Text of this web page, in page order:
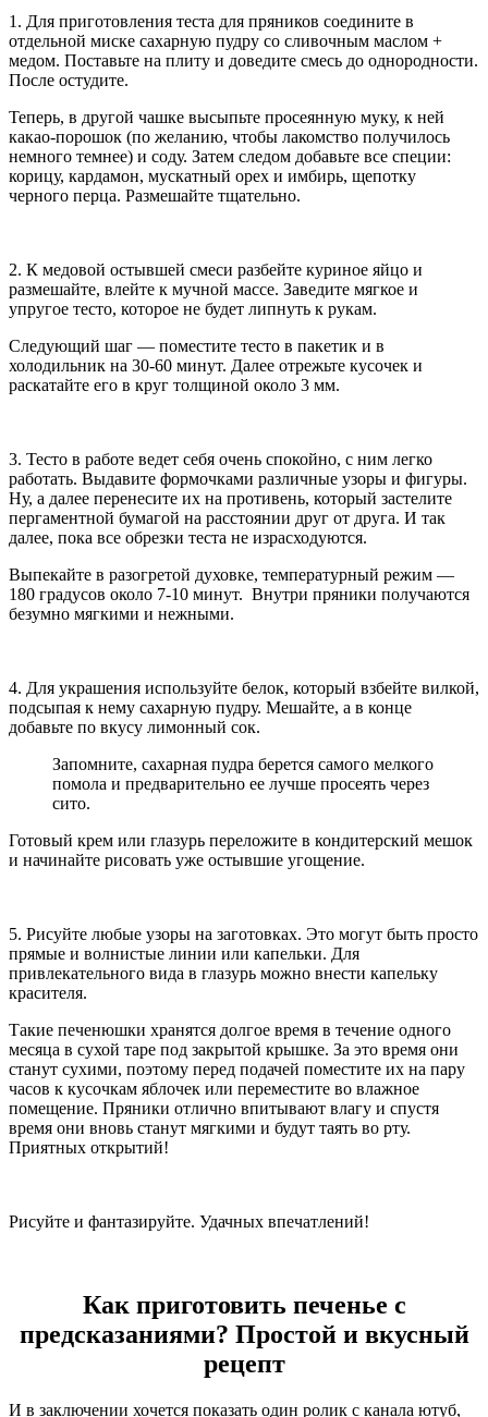
1. Для приготовления теста для пряников соедините в
отдельной миске сахарную пудру со сливочным маслом +
медом. Поставьте на плиту и доведите смесь до однородности.
После остудите.
Теперь, в другой чашке высыпьте просеянную муку, к ней
какао-порошок (по желанию, чтобы лакомство получилось
немного темнее) и соду. Затем следом добавьте все специи:
корицу, кардамон, мускатный орех и имбирь, щепотку
черного перца. Размешайте тщательно.
2. К медовой остывшей смеси разбейте куриное яйцо и
размешайте, влейте к мучной массе. Заведите мягкое и
упругое тесто, которое не будет липнуть к рукам.
Следующий шаг — поместите тесто в пакетик и в
холодильник на 30-60 минут. Далее отрежьте кусочек и
раскатайте его в круг толщиной около 3 мм.
3. Тесто в работе ведет себя очень спокойно, с ним легко
работать. Выдавите формочками различные узоры и фигуры.
Ну, а далее перенесите их на противень, который застелите
пергаментной бумагой на расстоянии друг от друга. И так
далее, пока все обрезки теста не израсходуются.
Выпекайте в разогретой духовке, температурный режим —
180 градусов около 7-10 минут. Внутри пряники получаются
безумно мягкими и нежными.
4. Для украшения используйте белок, который взбейте вилкой,
подсыпая к нему сахарную пудру. Мешайте, а в конце
добавьте по вкусу лимонный сок.
Запомните, сахарная пудра берется самого мелкого
помола и предварительно ее лучше просеять через
сито.
Готовый крем или глазурь переложите в кондитерский мешок
и начинайте рисовать уже остывшие угощение.
5. Рисуйте любые узоры на заготовках. Это могут быть просто
прямые и волнистые линии или капельки. Для
привлекательного вида в глазурь можно внести капельку
красителя.
Такие печенюшки хранятся долгое время в течение одного
месяца в сухой таре под закрытой крышке. За это время они
станут сухими, поэтому перед подачей поместите их на пару
часов к кусочкам яблочек или переместите во влажное
помещение. Пряники отлично впитывают влагу и спустя
время они вновь станут мягкими и будут таять во рту.
Приятных открытий!
Рисуйте и фантазируйте. Удачных впечатлений!
Как приготовить печенье с
предсказаниями? Простой и вкусный
рецепт
И в заключении хочется показать один ролик с канала ютуб,